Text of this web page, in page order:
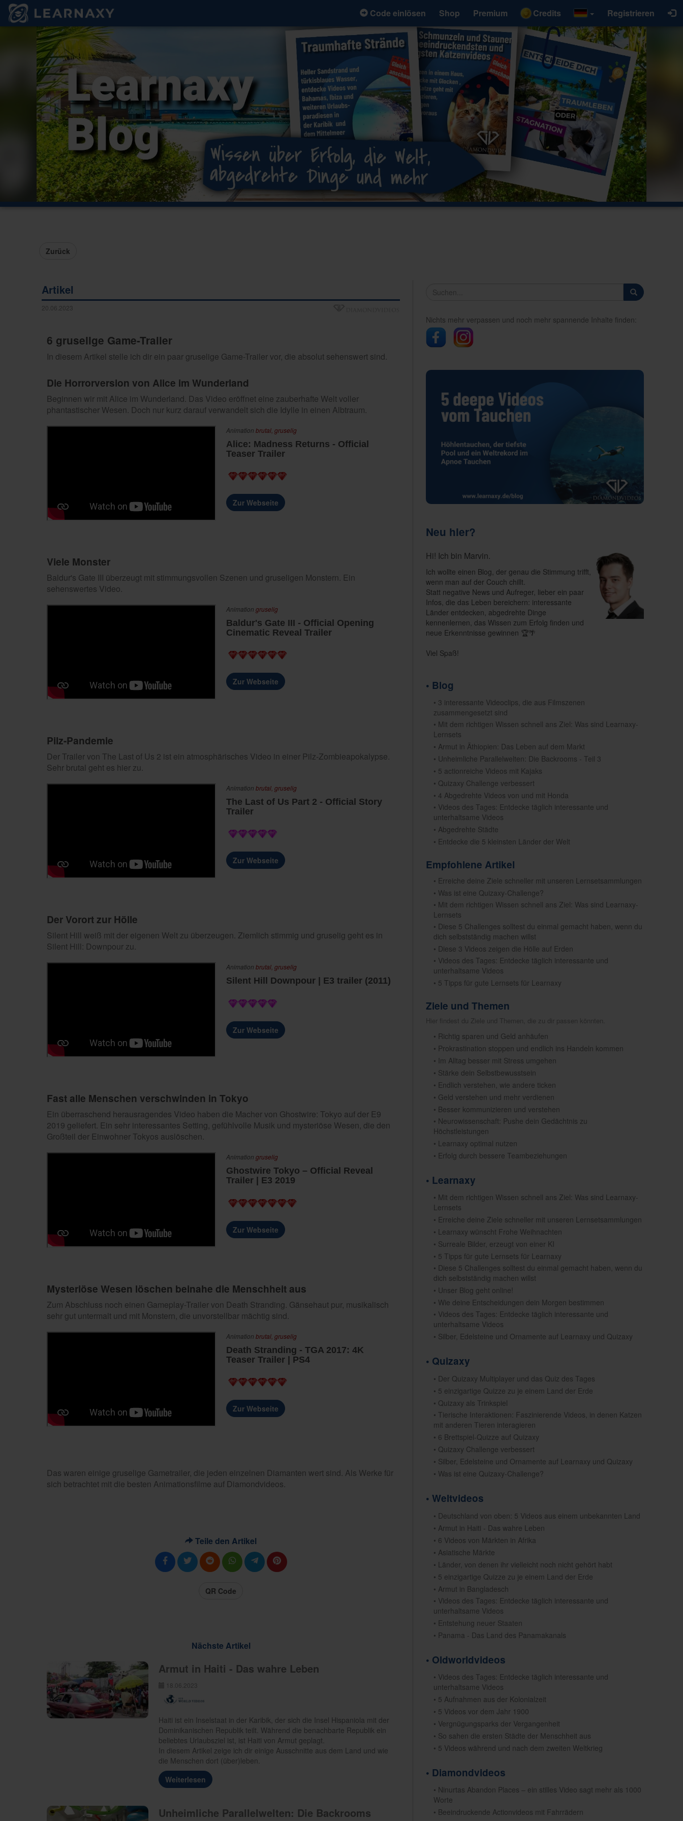
Code einlösen Shop Premium Credits Registrieren
Zurück
Artikel
20.06.2023
6 gruselige Game-Trailer
In diesem Artikel stelle ich dir ein paar gruselige Game-Trailer vor, die absolut sehenswert sind.
Die Horrorversion von Alice im Wunderland
Beginnen wir mit Alice im Wunderland. Das Video eröffnet eine zauberhafte Welt voller
phantastischer Wesen. Doch nur kurz darauf verwandelt sich die Idylle in einen Albtraum.
Animation brutal, gruselig
Alice: Madness Returns - Official
Teaser Trailer
Zur Webseite
Viele Monster
Baldur's Gate III überzeugt mit stimmungsvollen Szenen und gruseligen Monstern. Ein
sehenswertes Video.
Animation gruselig
Baldur's Gate III - Official Opening
Cinematic Reveal Trailer
Zur Webseite
Pilz-Pandemie
Der Trailer von The Last of Us 2 ist ein atmosphärisches Video in einer Pilz-Zombieapokalypse.
Sehr brutal geht es hier zu.
Animation brutal, gruselig
The Last of Us Part 2 - Official Story
Trailer
Zur Webseite
Der Vorort zur Hölle
Silent Hill weiß mit der eigenen Welt zu überzeugen. Ziemlich stimmig und gruselig geht es in
Silent Hill: Downpour zu.
Animation brutal, gruselig
Silent Hill Downpour | E3 trailer (2011)
Zur Webseite
Fast alle Menschen verschwinden in Tokyo
Ein überraschend herausragendes Video haben die Macher von Ghostwire: Tokyo auf der E9
2019 geliefert. Ein sehr interessantes Setting, gefühlvolle Musik und mysteriöse Wesen, die den
Großteil der Einwohner Tokyos auslöschen.
Animation gruselig
Ghostwire Tokyo – Official Reveal
Trailer | E3 2019
Zur Webseite
Mysteriöse Wesen löschen beinahe die Menschheit aus
Zum Abschluss noch einen Gameplay-Trailer von Death Stranding. Gänsehaut pur, musikalisch
sehr gut untermalt und mit Monstern, die unvorstellbar mächtig sind.
Animation brutal, gruselig
Death Stranding - TGA 2017: 4K
Teaser Trailer | PS4
Zur Webseite
Das waren einige gruselige Gametrailer, die jeden einzelnen Diamanten wert sind. Als Werke für
sich betrachtet mit die besten Animationsfilme auf Diamondvideos.
Teile den Artikel
QR Code
Nächste Artikel
Armut in Haiti - Das wahre Leben
18.06.2023
Haiti ist ein Inselstaat in der Karibik, der sich die Insel Hispaniola mit der
Dominikanischen Republik teilt. Während die benachbarte Republik ein
beliebtes Urlaubsziel ist, ist Haiti von Armut geplagt.
In diesem Artikel zeige ich dir einige Ausschnitte aus dem Land und wie
die Menschen dort (über)leben.
Weiterlesen
Unheimliche Parallelwelten: Die Backrooms
Nichts mehr verpassen und noch mehr spannende Inhalte finden:
Neu hier?
Hi! Ich bin Marvin.
Ich wollte einen Blog, der genau die Stimmung trifft,
wenn man auf der Couch chillt.
Statt negative News und Aufreger, lieber ein paar
Infos, die das Leben bereichern: interessante
Länder entdecken, abgedrehte Dinge
kennenlernen, das Wissen zum Erfolg finden und
neue Erkenntnisse gewinnen 🏆🌴
Viel Spaß!
• Blog
• 3 interessante Videoclips, die aus Filmszenen
zusammengesetzt sind
• Mit dem richtigen Wissen schnell ans Ziel: Was sind Learnaxy-
Lernsets
• Armut in Äthiopien: Das Leben auf dem Markt
• Unheimliche Parallelwelten: Die Backrooms - Teil 3
• 5 actionreiche Videos mit Kajaks
• Quizaxy Challenge verbessert
• 4 Abgedrehte Videos von und mit Honda
• Videos des Tages: Entdecke täglich interessante und
unterhaltsame Videos
• Abgedrehte Städte
• Entdecke die 5 kleinsten Länder der Welt
Empfohlene Artikel
• Erreiche deine Ziele schneller mit unseren Lernsetsammlungen
• Was ist eine Quizaxy-Challenge?
• Mit dem richtigen Wissen schnell ans Ziel: Was sind Learnaxy-
Lernsets
• Diese 5 Challenges solltest du einmal gemacht haben, wenn du
dich selbstständig machen willst
• Diese 3 Videos zeigen die Hölle auf Erden
• Videos des Tages: Entdecke täglich interessante und
unterhaltsame Videos
• 5 Tipps für gute Lernsets für Learnaxy
Ziele und Themen
Hier findest du Ziele und Themen, die zu dir passen könnten.
• Richtig sparen und Geld anhäufen
• Prokrastination stoppen und endlich ins Handeln kommen
• Im Alltag besser mit Stress umgehen
• Stärke dein Selbstbewusstsein
• Endlich verstehen, wie andere ticken
• Geld verstehen und mehr verdienen
• Besser kommunizieren und verstehen
• Neurowissenschaft: Pushe dein Gedächtnis zu
Höchstleistungen
• Learnaxy optimal nutzen
• Erfolg durch bessere Teambeziehungen
• Learnaxy
• Mit dem richtigen Wissen schnell ans Ziel: Was sind Learnaxy-
Lernsets
• Erreiche deine Ziele schneller mit unseren Lernsetsammlungen
• Learnaxy wünscht Frohe Weihnachten
• Surreale Bilder, erzeugt von einer KI
• 5 Tipps für gute Lernsets für Learnaxy
• Diese 5 Challenges solltest du einmal gemacht haben, wenn du
dich selbstständig machen willst
• Unser Blog geht online!
• Wie deine Entscheidungen dein Morgen bestimmen
• Videos des Tages: Entdecke täglich interessante und
unterhaltsame Videos
• Silber, Edelsteine und Ornamente auf Learnaxy und Quizaxy
• Quizaxy
• Der Quizaxy Multiplayer und das Quiz des Tages
• 5 einzigartige Quizze zu je einem Land der Erde
• Quizaxy als Trinkspiel
• Tierische Interaktionen: Faszinierende Videos, in denen Katzen
mit anderen Tieren interagieren
• 6 Brettspiel-Quizze auf Quizaxy
• Quizaxy Challenge verbessert
• Silber, Edelsteine und Ornamente auf Learnaxy und Quizaxy
• Was ist eine Quizaxy-Challenge?
• Weltvideos
• Deutschland von oben: 5 Videos aus einem unbekannten Land
• Armut in Haiti - Das wahre Leben
• 6 Videos von Märkten in Afrika
• Asiatische Märkte
• Länder, von denen ihr vielleicht noch nicht gehört habt
• 5 einzigartige Quizze zu je einem Land der Erde
• Armut in Bangladesch
• Videos des Tages: Entdecke täglich interessante und
unterhaltsame Videos
• Entstehung neuer Staaten
• Panama - Das Land des Panamakanals
• Oldworldvideos
• Videos des Tages: Entdecke täglich interessante und
unterhaltsame Videos
• 5 Aufnahmen aus der Kolonialzeit
• 5 Videos vor dem Jahr 1900
• Vergnügungsparks der Vergangenheit
• So sahen die ersten Städte der Menschheit aus
• 5 Videos während und nach dem zweiten Weltkrieg
• Diamondvideos
• Ninurtas Abandon Places – ein stilles Video sagt mehr als 1000
Worte
• Beeindruckende Actionvideos mit Fahrrädern